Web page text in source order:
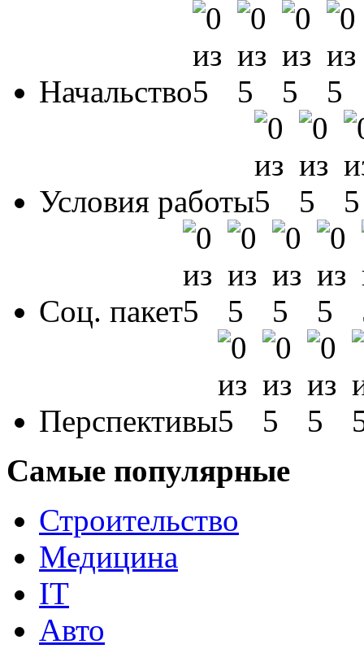
Начальство
Условия работы
Соц. пакет
Перспективы
Самые популярные
Строительство
Медицина
IT
Авто